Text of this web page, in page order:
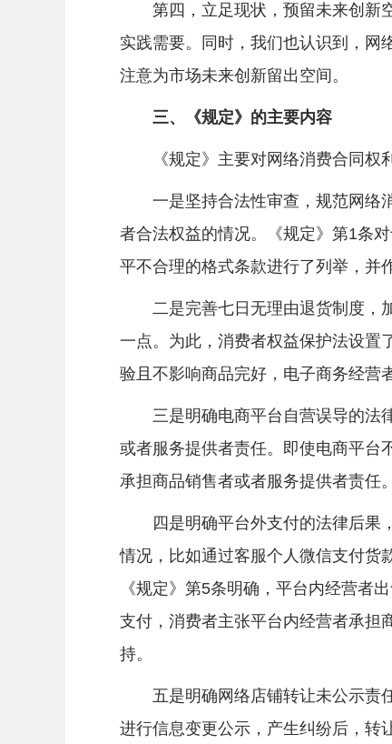
第四，立足现状，预留未来创新空
实践需要。同时，我们也认识到，网
注意为市场未来创新留出空间。
三、《规定》的主要内容
《规定》主要对网络消费合同权利
一是坚持合法性审查，规范网络消
者合法权益的情况。《规定》第1条
平不合理的格式条款进行了列举，并
二是完善七日无理由退货制度，加
一点。为此，消费者权益保护法设置
验且不影响商品完好，电子商务经营
三是明确电商平台自营误导的法律
或者服务提供者责任。即使电商平台
承担商品销售者或者服务提供者责任。
四是明确平台外支付的法律后果，
情况，比如通过客服个人微信支付货
《规定》第5条明确，平台内经营者
支付，消费者主张平台内经营者承担
持。
五是明确网络店铺转让未公示责任
进行信息变更公示，产生纠纷后，转